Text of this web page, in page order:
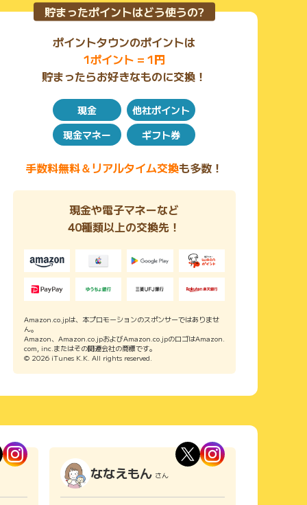
貯まったポイントはどう使うの?
ポイントタウンのポイントは
1ポイント = 1円
貯まったらお好きなものに交換！
現金
他社ポイント
現金マネー
ギフト券
手数料無料＆リアルタイム交換も多数！
現金や電子マネーなど
40種類以上の交換先！
Amazon.co.jpは、本プロモーションのスポンサーではありませ
ん。
Amazon、Amazon.co.jpおよびAmazon.co.jpのロゴはAmazon.
com, inc.またはその関連会社の商標です。
© 2026 iTunes K.K. All rights reserved.
ななえもん さん